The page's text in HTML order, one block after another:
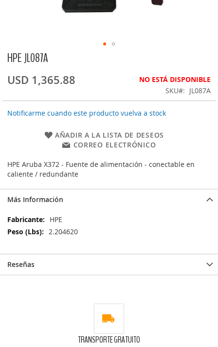
HPE JL087A
USD 1,365.88
NO ESTÁ DISPONIBLE
SKU
JL087A
Notificarme cuando este producto vuelva a stock
AÑADIR A LA LISTA DE DESEOS
CORREO ELECTRÓNICO
HPE Aruba X372 - Fuente de alimentación - conectable en
caliente / redundante
Saltar
comienzo
de
de
Más Información
Más
Información
HPE
2.204620
Reseñas
TRANSPORTE GRATUITO